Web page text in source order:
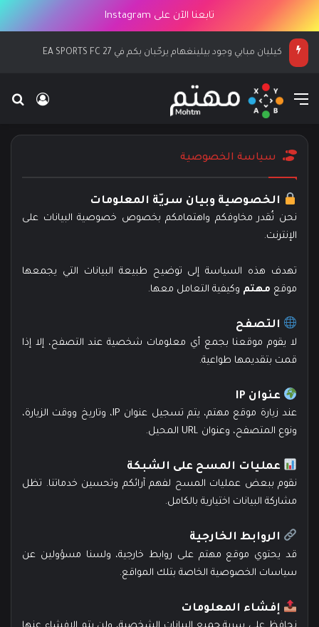
تابعنا الآن على Instagram
كيليان مبابي وجود بيلينغهام يرحّبان بكم في EA SPORTS FC 27
القائمة
سياسة الخصوصية
الخصوصية وبيان سريّة المعلومات
نحن نُقدر مخاوفكم واهتمامكم بخصوص خصوصية البيانات على
الإنترنت.
تهدف هذه السياسة إلى توضيح طبيعة البيانات التي يجمعها
موقع مهتم وكيفية التعامل معها.
التصفح
لا يقوم موقعنا بجمع أي معلومات شخصية عند التصفح، إلا إذا
قمت بتقديمها طواعية.
عنوان IP
عند زيارة موقع مهتم، يتم تسجيل عنوان IP، وتاريخ ووقت الزيارة،
ونوع المتصفح، وعنوان URL المحيل.
عمليات المسح على الشبكة
نقوم ببعض عمليات المسح لفهم آرائكم وتحسين خدماتنا. تظل
مشاركة البيانات اختيارية بالكامل.
الروابط الخارجية
قد يحتوي موقع مهتم على روابط خارجية، ولسنا مسؤولين عن
سياسات الخصوصية الخاصة بتلك المواقع.
إفشاء المعلومات